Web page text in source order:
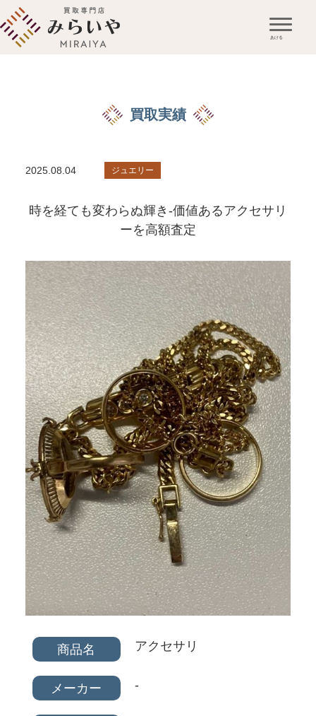
買取実績
2025.08.04 ジュエリー
時を経ても変わらぬ輝き-価値あるアクセサリ
ーを高額査定
商品名 アクセサリ
メーカー -